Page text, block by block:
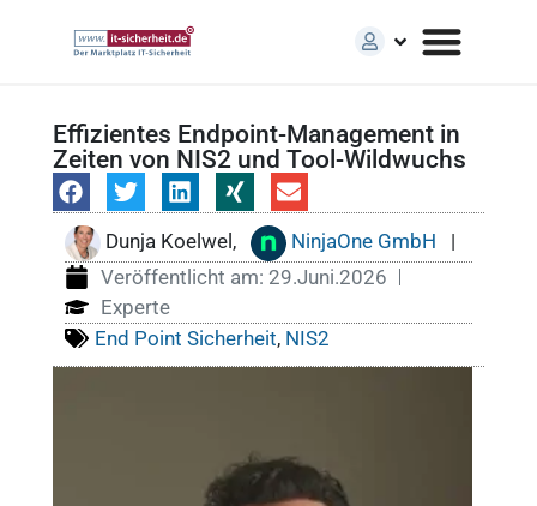
Effizientes Endpoint-Management in
Zeiten von NIS2 und Tool-Wildwuchs
Dunja Koelwel, NinjaOne GmbH
|
Veröffentlicht am: 29.Juni.2026
Experte
End Point Sicherheit, NIS2